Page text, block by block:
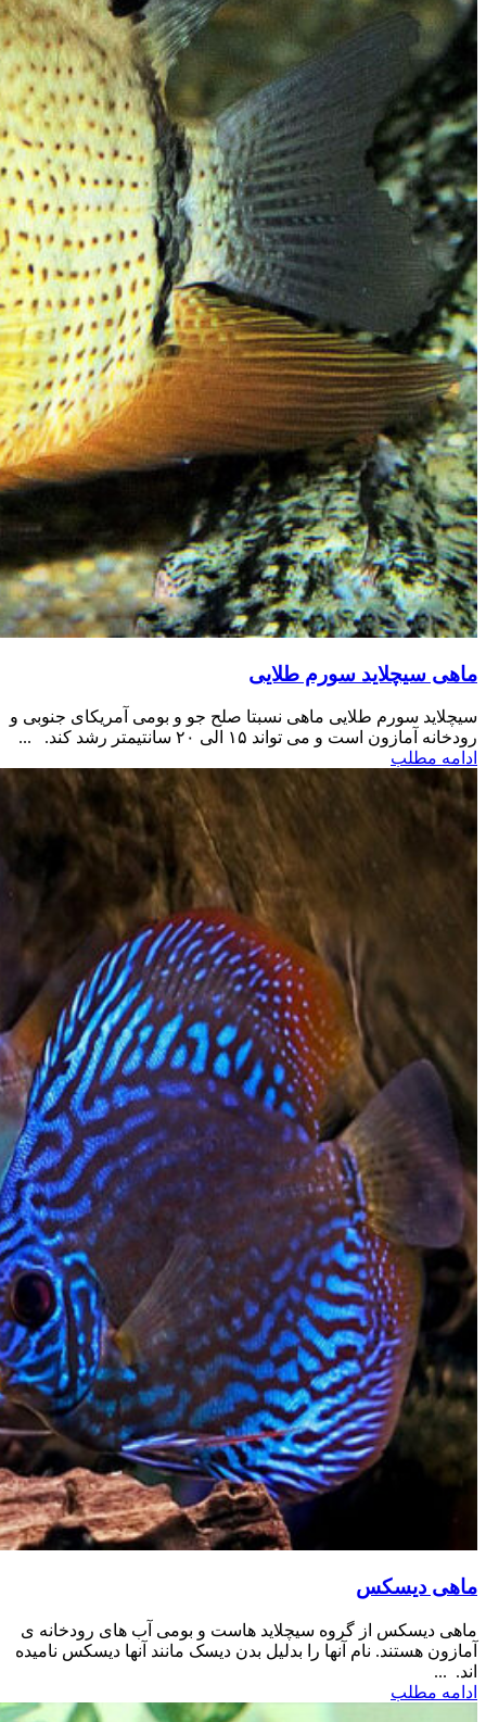
ماهی سیچلاید سورم طلایی
سیچلاید سورم طلایی ماهی نسبتا صلح جو و بومی آمریکای جنوبی و
رودخانه آمازون است و می تواند ۱۵ الی ۲۰ سانتیمتر رشد کند. ...
ادامه مطلب
ماهی دیسکس
ماهی دیسکس از گروه سیچلاید هاست و بومی آب های رودخانه ی
آمازون هستند. نام آنها را بدلیل بدن دیسک مانند آنها دیسکس نامیده
اند. ...
ادامه مطلب